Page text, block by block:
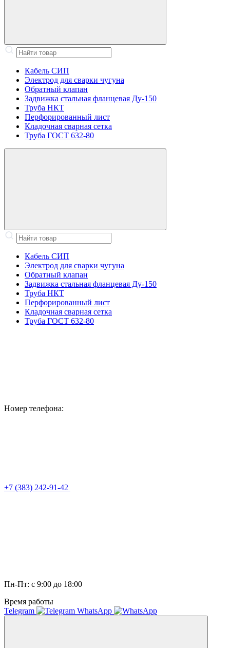
Кабель СИП
Электрод для сварки чугуна
Обратный клапан
Задвижка стальная фланцевая Ду-150
Труба НКТ
Перфорированный лист
Кладочная сварная сетка
Труба ГОСТ 632-80
Кабель СИП
Электрод для сварки чугуна
Обратный клапан
Задвижка стальная фланцевая Ду-150
Труба НКТ
Перфорированный лист
Кладочная сварная сетка
Труба ГОСТ 632-80
Номер телефона:
+7 (383) 242-91-42
Пн-Пт: с 9:00 до 18:00
Время работы
Telegram
WhatsApp